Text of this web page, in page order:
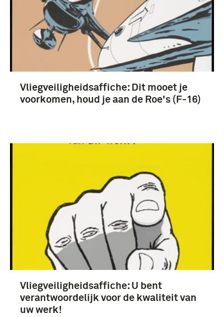
huzaar (Wapen der Cavalerie) (3)
Vliegveiligheidsaffiche: Dit mooet je
voorkomen, houd je aan de Roe's (F-16)
Vliegveiligheidsaffiche: U bent
verantwoordelijk voor de kwaliteit van
uw werk!